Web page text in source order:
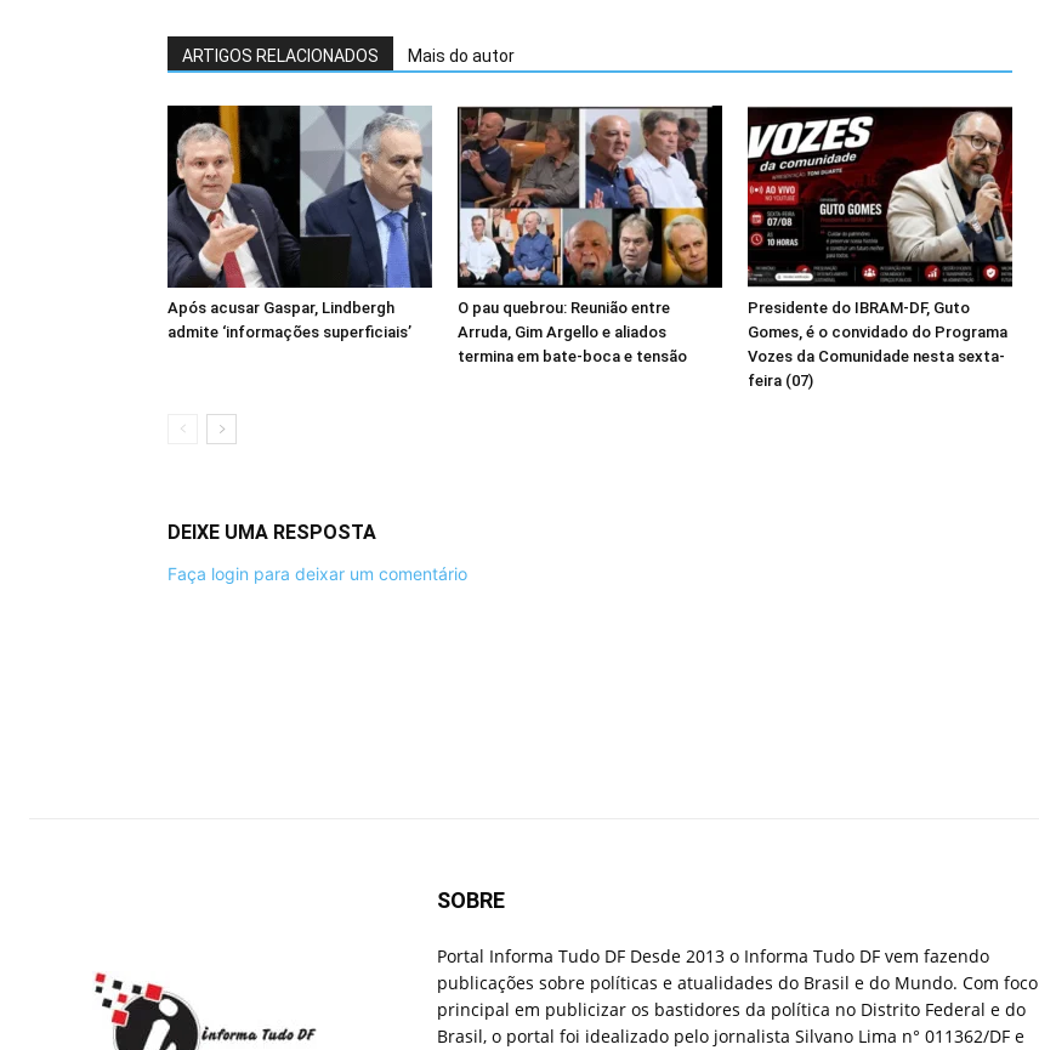
ARTIGOS RELACIONADOS Mais do autor
Após acusar Gaspar, Lindbergh
admite ‘informações superficiais’
O pau quebrou: Reunião entre
Arruda, Gim Argello e aliados
termina em bate-boca e tensão
Presidente do IBRAM-DF, Guto
Gomes, é o convidado do Programa
Vozes da Comunidade nesta sexta-
feira (07)
DEIXE UMA RESPOSTA
Faça login para deixar um comentário
SOBRE
Portal Informa Tudo DF Desde 2013 o Informa Tudo DF vem fazendo
publicações sobre políticas e atualidades do Brasil e do Mundo. Com foco
principal em publicizar os bastidores da política no Distrito Federal e do
Brasil, o portal foi idealizado pelo jornalista Silvano Lima n° 011362/DF e